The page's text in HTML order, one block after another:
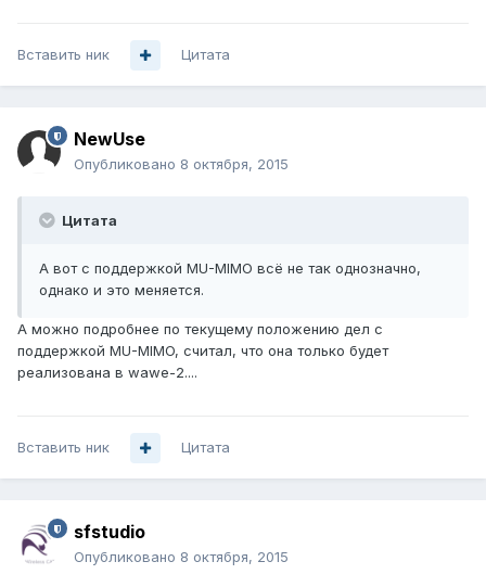
Вставить ник Цитата
NewUse
Опубликовано 8 октября, 2015
Цитата
А вот с поддержкой MU-MIMO всё не так однозначно,
однако и это меняется.
А можно подробнее по текущему положению дел с
поддержкой MU-MIMO, считал, что она только будет
реализована в wawe-2....
Вставить ник Цитата
sfstudio
Опубликовано 8 октября, 2015